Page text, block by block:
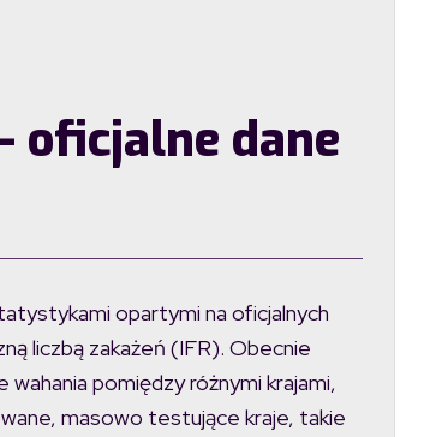
oficjalne dane
opartymi na oficjalnych
liczbą zakażeń (IFR). Obecnie
pomiędzy różnymi krajami,
masowo testujące kraje, takie